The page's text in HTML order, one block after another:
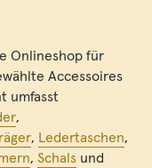
Onlineshop für
Accessoires
umfasst
,
, Ledertaschen,
, Schals und